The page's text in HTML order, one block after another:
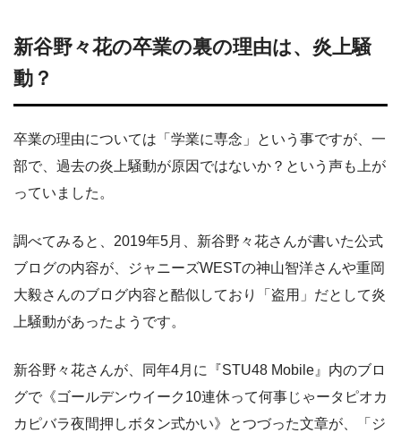
新谷野々花の卒業の裏の理由は、炎上騒
動？
卒業の理由については「学業に専念」という事ですが、一
部で、過去の炎上騒動が原因ではないか？という声も上が
っていました。
調べてみると、2019年5月、新谷野々花さんが書いた公式
ブログの内容が、ジャニーズWESTの神山智洋さんや重岡
大毅さんのブログ内容と酷似しており「盗用」だとして炎
上騒動があったようです。
新谷野々花さんが、同年4月に『STU48 Mobile』内のブロ
グで《ゴールデンウイーク10連休って何事じゃータピオカ
カピバラ夜間押しボタン式かい》とつづった文章が、「ジ